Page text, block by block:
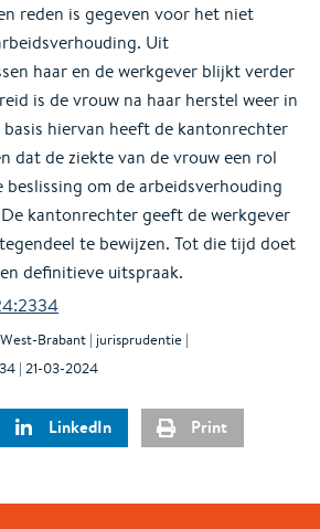
reden is gegeven voor het niet
Uit
haar en de werkgever blijkt verder
is de vrouw na haar herstel weer in
hiervan heeft de kantonrechter
dat de ziekte van de vrouw een rol
om de arbeidsverhouding
kantonrechter geeft de werkgever
te bewijzen. Tot die tijd doet
definitieve uitspraak.
Brabant | jurisprudentie |
| 21-03-2024
LinkedIn Print